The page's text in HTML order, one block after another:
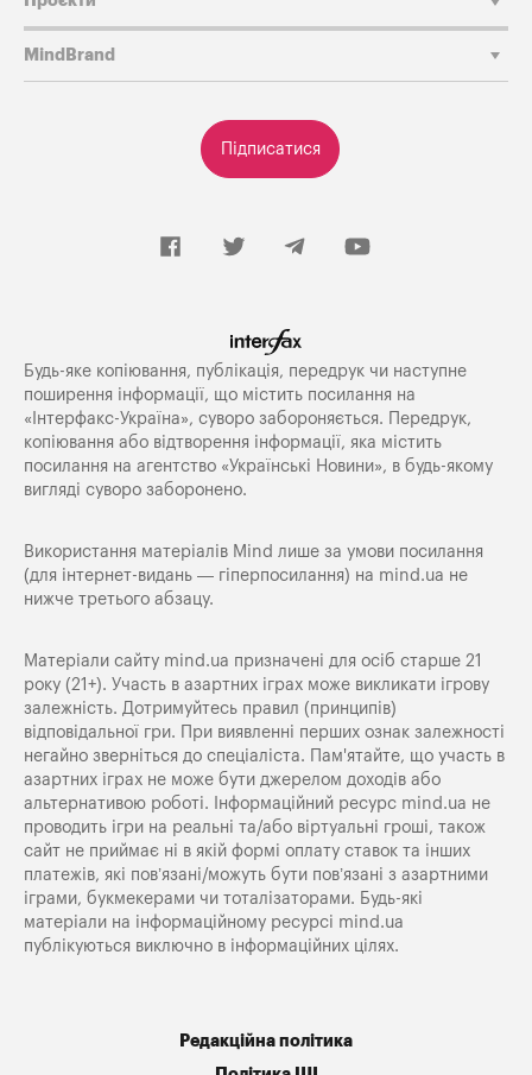
Підписатися
MindBrand
Будь-яке копiювання, публiкацiя, передрук чи наступне
поширення iнформацiї, що мiстить посилання на
«Iнтерфакс-Україна», суворо забороняється. Передрук,
копіювання або відтворення інформації, яка містить
посилання на агентство «Українські Новини», в будь-якому
вигляді суворо заборонено.
Використання матеріалів Mind лише за умови посилання
(для інтернет-видань — гіперпосилання) на mind.ua не
нижче третього абзацу.
Матеріали сайту mind.ua призначені для осіб старше 21
року (21+). Участь в азартних іграх може викликати ігрову
залежність. Дотримуйтесь правил (принципів)
відповідальної гри. При виявленні перших ознак залежності
негайно зверніться до спеціаліста. Пам'ятайте, що участь в
азартних іграх не може бути джерелом доходів або
альтернативою роботі. Інформаційний ресурс mind.ua не
проводить ігри на реальні та/або віртуальні гроші, також
сайт не приймає ні в якій формі оплату ставок та інших
платежів, які пов’язані/можуть бути пов’язані з азартними
іграми, букмекерами чи тоталізаторами. Будь-які
матеріали на інформаційному ресурсі mind.ua
публікуються виключно в інформаційних цілях.
Редакційна політика